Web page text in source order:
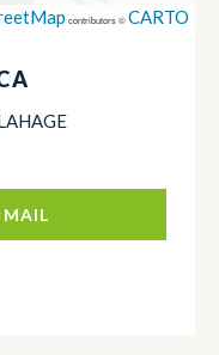
contributors ©CARTO
MAIL